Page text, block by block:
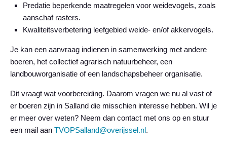
Predatie beperkende maatregelen voor weidevogels, zoals
aanschaf rasters.
Kwaliteitsverbetering leefgebied weide- en/of akkervogels.
Je kan een aanvraag indienen in samenwerking met andere
boeren, het collectief agrarisch natuurbeheer, een
landbouworganisatie of een landschapsbeheer organisatie.
Dit vraagt wat voorbereiding. Daarom vragen we nu al vast of
er boeren zijn in Salland die misschien interesse hebben. Wil je
er meer over weten? Neem dan contact met ons op en stuur
een mail aan TVOPSalland@overijssel.nl.